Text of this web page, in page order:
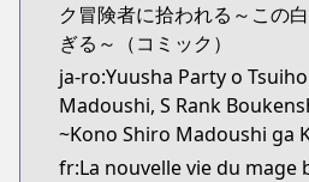
ク冒険者に拾われる～この
ぎる～（コミック）
ja-ro:Yuusha Party o
Madoushi, S Rank
~Kono Shiro Madoushi ga
fr:La nouvelle vie du mage